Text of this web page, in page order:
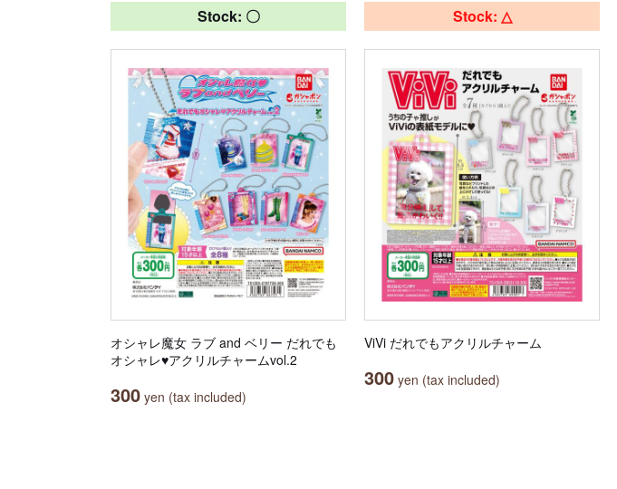
Stock: 〇
オシャレ魔女 ラブ and ベリー だれでも
オシャレ♥アクリルチャームvol.2
300 yen (tax included)
Stock: △
ViVi だれでもアクリルチャーム
300 yen (tax included)